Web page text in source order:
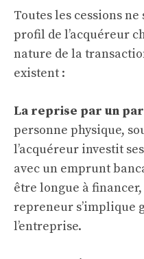
Toutes les cessions
profil de l’acquéreur
nature de la
existent :
La reprise par un
personne physique,
l’acquéreur investit
avec un emprunt
être longue à
repreneur s’implique
l’entreprise.